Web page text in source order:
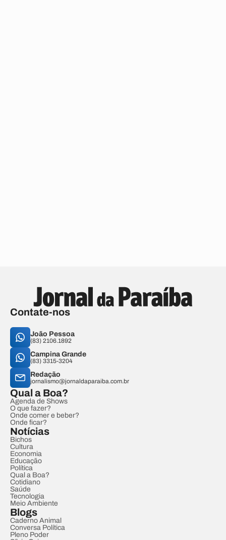
Contate-nos
João Pessoa
(83) 2106.1892
Campina Grande
(83) 3315-3204
Redação
jornalismo@jornaldaparaiba.com.br
Qual a Boa?
Agenda de Shows
O que fazer?
Onde comer e beber?
Onde ficar?
Notícias
Bichos
Cultura
Economia
Educação
Política
Qual a Boa?
Cotidiano
Saúde
Tecnologia
Meio Ambiente
Blogs
Caderno Animal
Conversa Política
Pleno Poder